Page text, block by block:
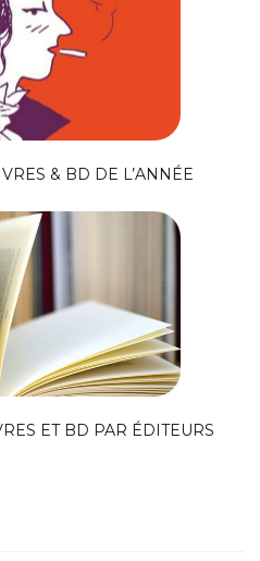
& BD DE L’ANNÉE
ET BD PAR ÉDITEURS